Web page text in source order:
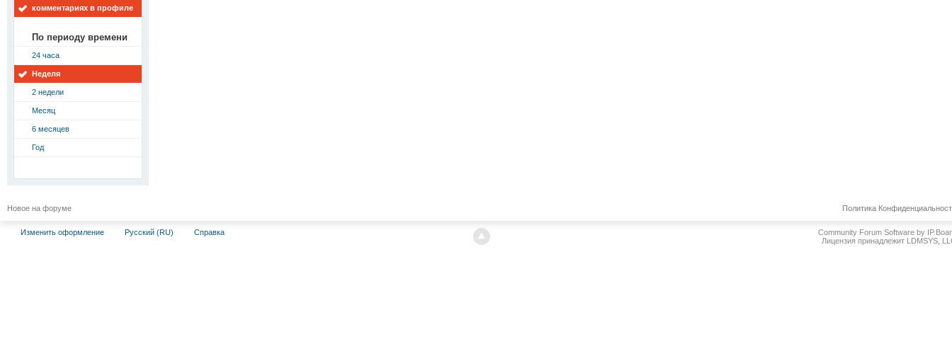
комментариях в профиле
По периоду времени
24 часа
Неделя
2 недели
Месяц
6 месяцев
Год
Новое на форуме Политика
Изменить оформление Русский (RU) Справка
Community Forum Software by
Лицензия принадлежит LDMSYS,